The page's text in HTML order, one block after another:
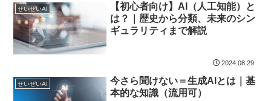
せいぜいAI
【初心者向け】AI（人工知能）と
は？｜歴史から分類、未来のシン
ギュラリティまで解説
2024.08.29
せいぜいAI
今さら聞けない＝生成AIとは｜基
本的な知識（流用可）